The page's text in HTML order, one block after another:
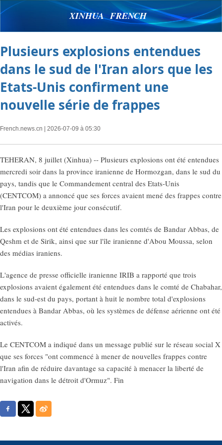
XINHUA FRENCH
Plusieurs explosions entendues
dans le sud de l'Iran alors que les
Etats-Unis confirment une
nouvelle série de frappes
French.news.cn | 2026-07-09 à 05:30
TEHERAN, 8 juillet (Xinhua) -- Plusieurs explosions ont été entendues
mercredi soir dans la province iranienne de Hormozgan, dans le sud du
pays, tandis que le Commandement central des Etats-Unis
(CENTCOM) a annoncé que ses forces avaient mené des frappes contre
l'Iran pour le deuxième jour consécutif.
Les explosions ont été entendues dans les comtés de Bandar Abbas, de
Qeshm et de Sirik, ainsi que sur l'île iranienne d'Abou Moussa, selon
des médias iraniens.
L'agence de presse officielle iranienne IRIB a rapporté que trois
explosions avaient également été entendues dans le comté de Chabahar,
dans le sud-est du pays, portant à huit le nombre total d'explosions
entendues à Bandar Abbas, où les systèmes de défense aérienne ont été
activés.
Le CENTCOM a indiqué dans un message publié sur le réseau social X
que ses forces "ont commencé à mener de nouvelles frappes contre
l'Iran afin de réduire davantage sa capacité à menacer la liberté de
navigation dans le détroit d'Ormuz". Fin